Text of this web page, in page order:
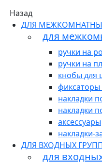
Назад
ДЛЯ
для
ручки на
ручки на
кнобы для
накладки
накладки
аксессуары
накладки-
ДЛЯ ВХОДНЫХ
для